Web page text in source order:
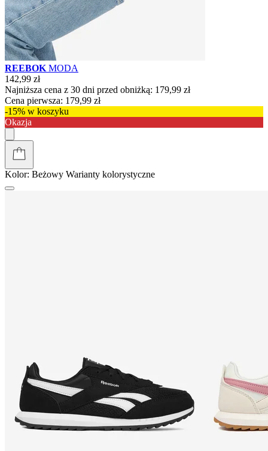
REEBOK MODA
142,99 zł
Najniższa cena z 30 dni przed obniżką: 179,99 zł
Cena pierwsza: 179,99 zł
-15% w koszyku
Okazja
Kolor: Beżowy Warianty kolorystyczne